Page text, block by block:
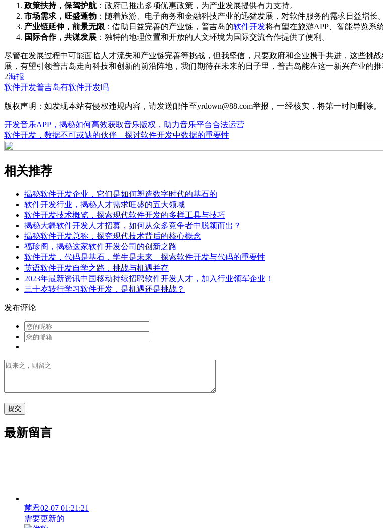
政策扶持，保驾护航 ：政府已推出多项优惠政策，为产业发展提供有力支持。
市场需求，旺盛蓬勃 ：随着旅游、电子商务和金融科技产业的迅猛发展，对软件服务的需求日益增长。
产业链延伸，前景无限 ：借助日益完善的产业链，普吉岛的软件开发将有望在旅游APP、智能导览系
国际合作，共谋发展 ：独特的地理位置和开放的人文环境为国际交流合作提供了便利。
尽管在发展过程中可能面临人才流失和产业链完善等挑战，但我坚信，只要政府和企业携手共进，这些挑
展，有望引领普吉岛走向科技和创新的前沿阵地，我们期待在未来的日子里，普吉岛能在这一新兴产业的
2海报
软件开发普吉岛有软件开发吗
版权声明：如发现本站有侵权违规内容，请发送邮件至yrdown@88.com举报，一经核实，将第一时间删除。
开发音乐APP，揭秘如何高效获取音乐版权，助力音乐平台合法运营
软件开发，数据不可或缺的伙伴—探讨软件开发中数据的重要性
相关推荐
揭秘软件开发企业，它们是如何塑造数字时代的基石的
软件开发行业，揭秘人才需求旺盛的五大领域
软件开发技术概览，探索现代软件开发的多样工具与技巧
揭秘大疆软件开发人才招募，如何从众多竞争者中脱颖而出？
揭秘软件开发总称，探究现代技术背后的核心概念
福珍阁，揭秘这家软件开发公司的创新之路
软件开发，代码是基石，学生是未来—探索软件开发与代码的重要性
英语软件开发自学之路，挑战与机遇并存
2023年最新资讯中国移动持续招聘软件开发人才，加入行业领军企业！
三十岁转行学习软件开发，是机遇还是挑战？
发布评论
最新留言
菌君02-07 01:21:21
需要更新的